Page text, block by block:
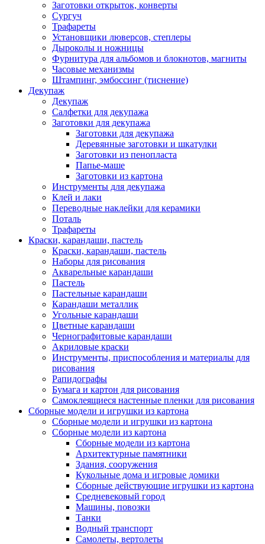
Заготовки открыток, конверты
Сургуч
Трафареты
Установщики люверсов, степлеры
Дыроколы и ножницы
Фурнитура для альбомов и блокнотов, магниты
Часовые механизмы
Штампинг, эмбоссинг (тиснение)
Декупаж
Декупаж
Салфетки для декупажа
Заготовки для декупажа
Заготовки для декупажа
Деревянные заготовки и шкатулки
Заготовки из пенопласта
Папье-маше
Заготовки из картона
Инструменты для декупажа
Клей и лаки
Переводные наклейки для керамики
Поталь
Трафареты
Краски, карандаши, пастель
Краски, карандаши, пастель
Наборы для рисования
Акварельные карандаши
Пастель
Пастельные карандаши
Карандаши металлик
Угольные карандаши
Цветные карандаши
Чернографитовые карандаши
Акриловые краски
Инструменты, приспособления и материалы для
рисования
Рапидографы
Бумага и картон для рисования
Самоклеящиеся настенные пленки для рисования
Сборные модели и игрушки из картона
Сборные модели и игрушки из картона
Сборные модели из картона
Сборные модели из картона
Архитектурные памятники
Здания, сооружения
Кукольные дома и игровые домики
Сборные действующие игрушки из картона
Средневековый город
Машины, повозки
Танки
Водный транспорт
Самолеты, вертолеты